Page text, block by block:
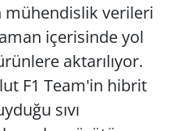
mühendislik verileri
içerisinde yol
aktarılıyor.
F1 Team'in hibrit
sıvı